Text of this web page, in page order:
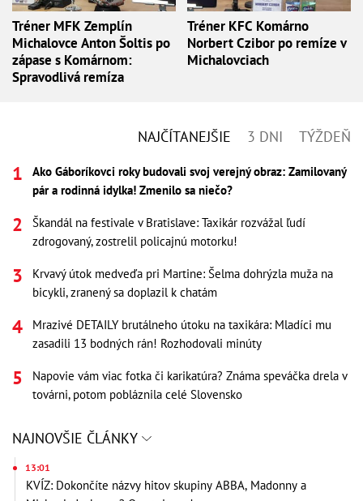
Tréner MFK Zemplín
Michalovce Anton Šoltis po
zápase s Komárnom:
Spravodlivá remíza
Tréner KFC Komárno
Norbert Czibor po remíze v
Michalovciach
NAJČÍTANEJŠIE 3 DNI TÝŽDEŇ
Ako Gáboríkovci roky budovali svoj verejný obraz: Zamilovaný
pár a rodinná idylka! Zmenilo sa niečo?
Škandál na festivale v Bratislave: Taxikár rozvážal ľudí
zdrogovaný, zostrelil policajnú motorku!
Krvavý útok medveďa pri Martine: Šelma dohrýzla muža na
bicykli, zranený sa doplazil k chatám
Mrazivé DETAILY brutálneho útoku na taxikára: Mladíci mu
zasadili 13 bodných rán! Rozhodovali minúty
Napovie vám viac fotka či karikatúra? Známa speváčka drela v
továrni, potom pobláznila celé Slovensko
NAJNOVŠIE ČLÁNKY
13:01
KVÍZ: Dokončíte názvy hitov skupiny ABBA, Madonny a